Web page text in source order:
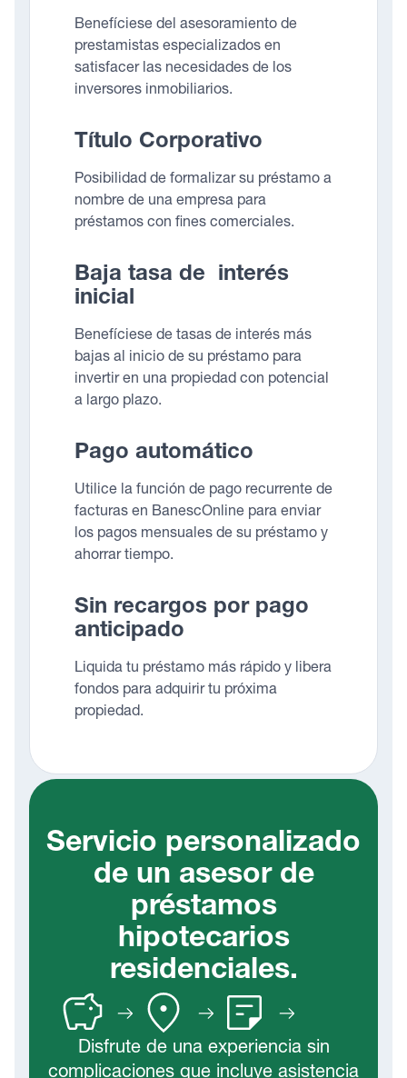
Benefíciese del asesoramiento de
prestamistas especializados en
satisfacer las necesidades de los
inversores inmobiliarios.
Título Corporativo
Posibilidad de formalizar su préstamo a
nombre de una empresa para
préstamos con fines comerciales.
Baja tasa de interés
inicial
Benefíciese de tasas de interés más
bajas al inicio de su préstamo para
invertir en una propiedad con potencial
a largo plazo.
Pago automático
Utilice la función de pago recurrente de
facturas en BanescOnline para enviar
los pagos mensuales de su préstamo y
ahorrar tiempo.
Sin recargos por pago
anticipado
Liquida tu préstamo más rápido y libera
fondos para adquirir tu próxima
propiedad.
Servicio personalizado
de un asesor de
préstamos
hipotecarios
residenciales.
Disfrute de una experiencia sin
complicaciones que incluye asistencia